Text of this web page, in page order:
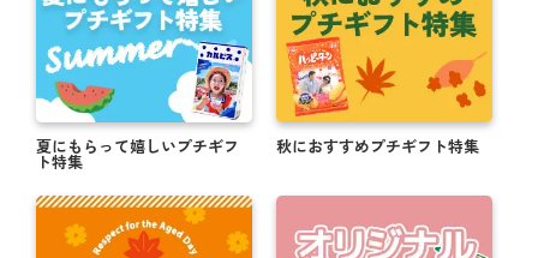
夏にもらって嬉しいプチギフ
ト特集
秋におすすめプチギフト特集